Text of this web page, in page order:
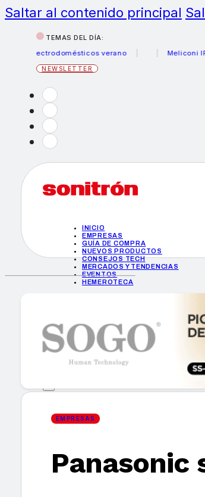
Saltar al contenido principal
TEMAS DEL DÍA:
electrodomésticos verano
Meliconi IFA
NEWSLETTER
INICIO
EMPRESAS
GUÍA DE COMPRA
NUEVOS PRODUCTOS
CONSEJOS TECH
MERCADOS Y TENDENCIAS
EVENTOS
HEMEROTECA
GUÍA DE COMPRA
NUEVOS PRODUCTOS
CONSEJOS TECH
MERCADOS Y TENDENCIAS
HEMEROTECA
Encuentra tu
EMPRESAS
Panasonic